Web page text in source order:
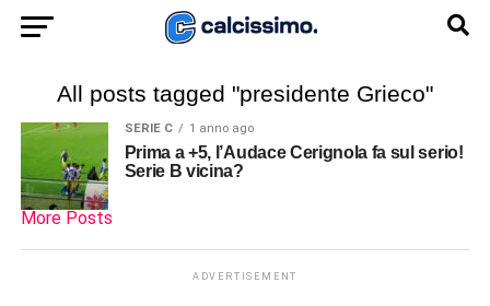
All posts tagged "presidente Grieco"
SERIE C 1 anno ago
Prima a +5, l’Audace Cerignola fa sul serio!
Serie B vicina?
More Posts
ADVERTISEMENT